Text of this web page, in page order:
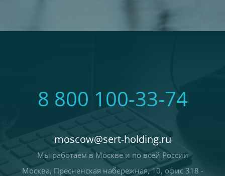
8 800 100-33-74
moscow@sert-holding.ru
Мы работаем в Москве и по всей России
Москва, Пресненская набережная, 10, офис 318 -